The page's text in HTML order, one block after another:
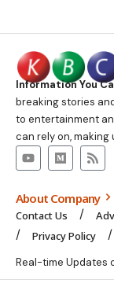
Information You
breaking stories
to entertainment
can rely on,
About Company
Contact Us
Privacy Policy
Real-time Updates